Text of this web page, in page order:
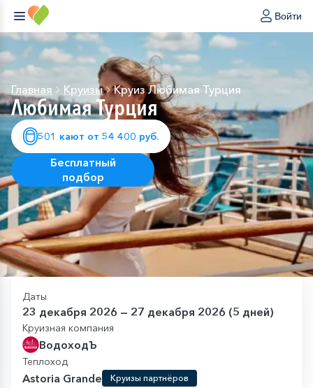
Войти
Главная Круизы Круиз Любимая Турция
Любимая Турция
501 кают от 54 400 руб.
Бесплатный
подбор
Даты
23 декабря 2026 — 27 декабря 2026 (5 дней)
Круизная компания
ВодоходЪ
Теплоход
Astoria Grande Круизы партнёров